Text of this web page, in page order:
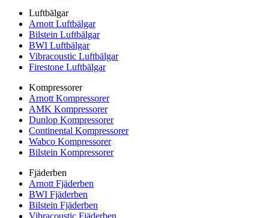
Luftbälgar
Arnott Luftbälgar
Bilstein Luftbälgar
BWI Luftbälgar
Vibracoustic Luftbälgar
Firestone Luftbälgar
Kompressorer
Arnott Kompressorer
AMK Kompressorer
Dunlop Kompressorer
Continental Kompressorer
Wabco Kompressorer
Bilstein Kompressorer
Fjäderben
Arnott Fjäderben
BWI Fjäderben
Bilstein Fjäderben
Vibracoustic Fjäderben